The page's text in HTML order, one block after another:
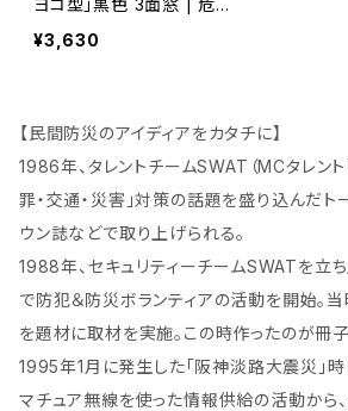
管理ブランド民間防災（防人
司）
¥3,630
【民間防災のアイディアをカタチに】
1986年、タレントチームSWAT（MCタレント
罪・交通・災害」対策の話題を盛り込んだト
ウン誌などで取り上げられる。
1988年、セキュリティーチームSWATを立
で防犯＆防災ボランティアの活動を開始。当
を題材に取材を実施。この時作ったのが冊子
1995年1月に発生した「阪神淡路大震災」
マチュア無線を使った情報供給の活動から